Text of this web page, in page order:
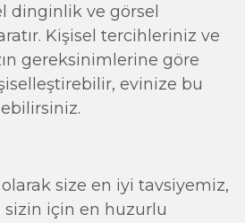
dinginlik ve görsel
Kişisel tercihleriniz ve
gereksinimlerine göre
evinize bu
size en iyi tavsiyemiz,
sizin için en huzurlu